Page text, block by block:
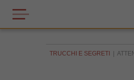
TRUCCHI E SEGRETI